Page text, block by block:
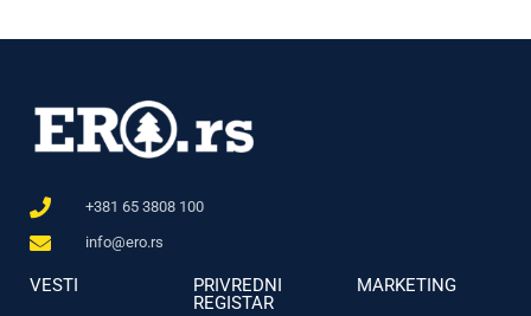
+381 65 3808 100
info@ero.rs
VESTI
PRIVREDNI
REGISTAR
MARKETING